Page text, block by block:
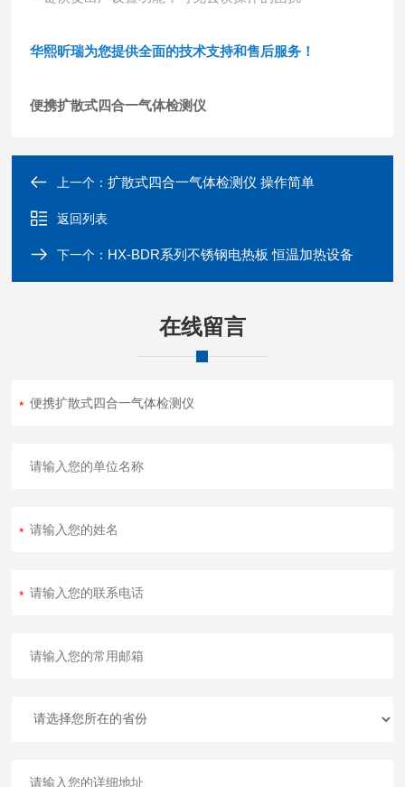
华熙昕瑞为您提供全面的技术支持和售后服务！
便携扩散式四合一气体检测仪
上一个：扩散式四合一气体检测仪 操作简单
返回列表
下一个： HX-BDR系列不锈钢电热板 恒温加热设备
在线留言